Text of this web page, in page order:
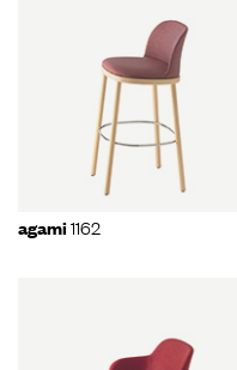
agami1162